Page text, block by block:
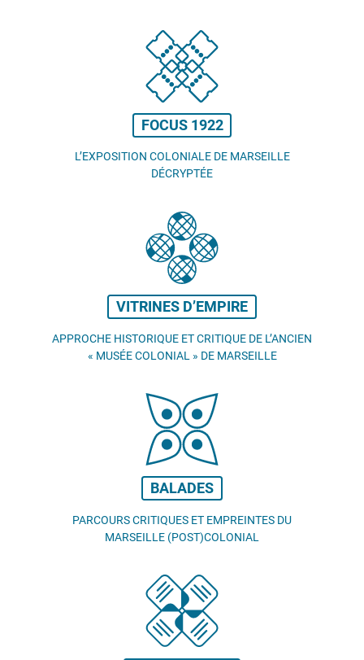
FOCUS 1922
L’EXPOSITION COLONIALE DE MARSEILLE
DÉCRYPTÉE
VITRINES D’EMPIRE
APPROCHE HISTORIQUE ET CRITIQUE DE L’ANCIEN
« MUSÉE COLONIAL » DE MARSEILLE
BALADES
PARCOURS CRITIQUES ET EMPREINTES DU
MARSEILLE (POST)COLONIAL